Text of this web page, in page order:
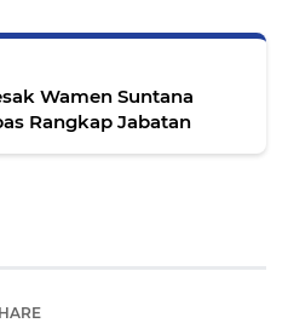
Wamen Suntana
Rangkap Jabatan